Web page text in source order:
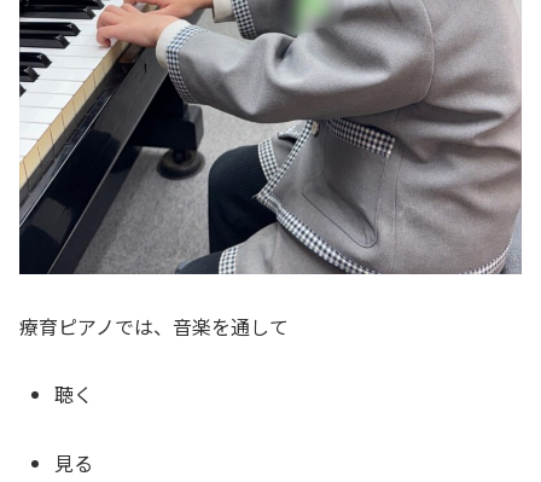
療育ピアノでは、音楽を通して
聴く
見る